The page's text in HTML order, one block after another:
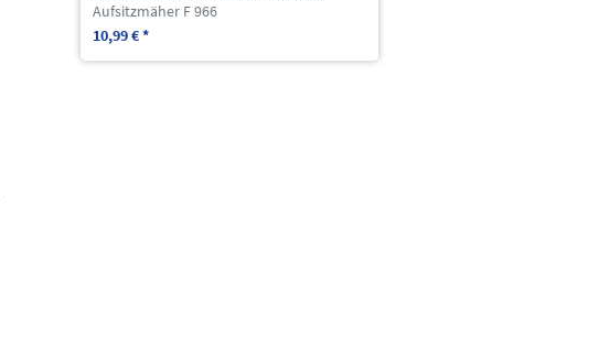
Aufsitzmäher F 966
10,99 € *